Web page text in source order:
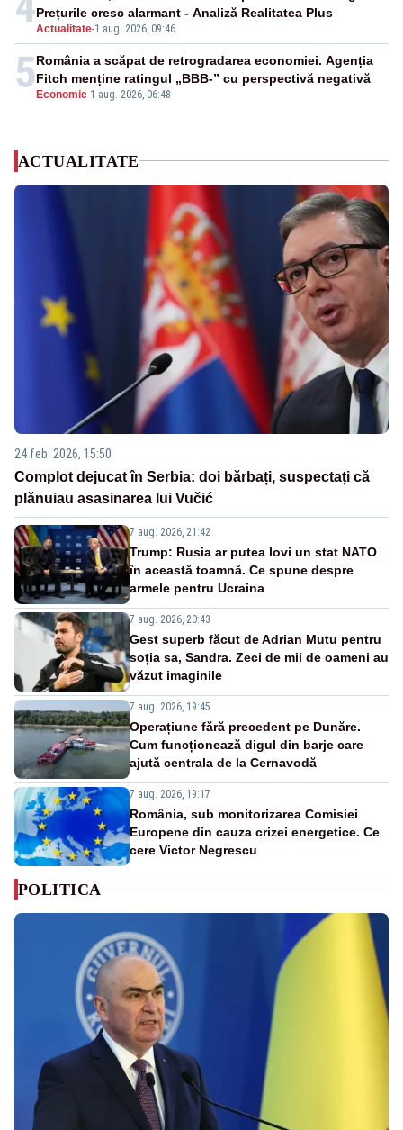
Actualitate-1 aug. 2026, 09:46
Prețurile cresc alarmant - Analiză Realitatea Plus
5Economie-1 aug. 2026, 06:48
România a scăpat de retrogradarea economiei. Agenția
Fitch menține ratingul „BBB-” cu perspectivă negativă
ACTUALITATE
24 feb. 2026, 15:50
Complot dejucat în Serbia: doi bărbați, suspectați că
plănuiau asasinarea lui Vučić
7 aug. 2026, 21:42
Trump: Rusia ar putea lovi un stat NATO
în această toamnă. Ce spune despre
armele pentru Ucraina
7 aug. 2026, 20:43
Gest superb făcut de Adrian Mutu pentru
soția sa, Sandra. Zeci de mii de oameni au
văzut imaginile
7 aug. 2026, 19:45
Operațiune fără precedent pe Dunăre.
Cum funcționează digul din barje care
ajută centrala de la Cernavodă
7 aug. 2026, 19:17
România, sub monitorizarea Comisiei
Europene din cauza crizei energetice. Ce
cere Victor Negrescu
POLITICA